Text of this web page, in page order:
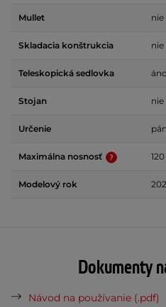
Mullet nie
Skladacia konštrukcia nie
Teleskopická sedlovka áno
Stojan nie
Určenie
Maximálna nosnosť
Modelový rok
Dokumenty
Návod na používanie (.pdf)